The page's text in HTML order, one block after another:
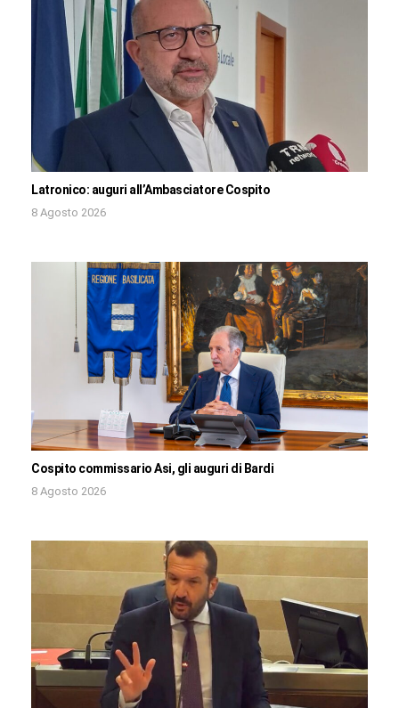
Latronico: auguri all’Ambasciatore Cospito
8 Agosto 2026
Cospito commissario Asi, gli auguri di Bardi
8 Agosto 2026